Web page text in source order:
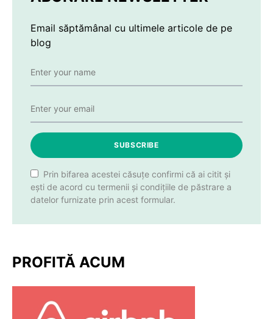
Email săptămânal cu ultimele articole de pe
blog
SUBSCRIBE
Prin bifarea acestei căsuțe confirmi că ai citit și
ești de acord cu termenii și condițiile de păstrare a
datelor furnizate prin acest formular.
PROFITĂ ACUM